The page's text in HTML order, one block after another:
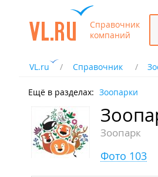
Справочник
компаний
VL.ru Справочник
Ещё в разделах: Зоопарки
Зоопарк
Фото 103